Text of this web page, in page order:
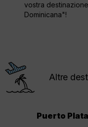
vostra
Dominicana"!
Altre
Puerto Plata